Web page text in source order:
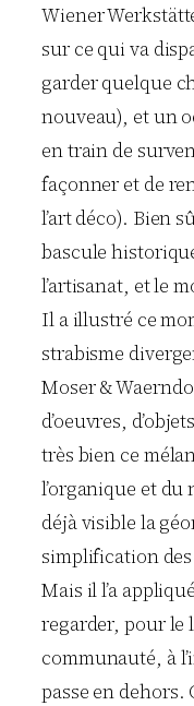
Wiener
sur ce qui va
garder quelque
nouveau), et un
en train de
façonner et de
l’art déco). Bien
bascule
l’artisanat, et le
Il a illustré ce
strabisme
Moser &
d’oeuvres,
très bien ce
l’organique et du
déjà visible la
simplification des
Mais il l’a
regarder, pour le
communauté, à
passe en dehors.